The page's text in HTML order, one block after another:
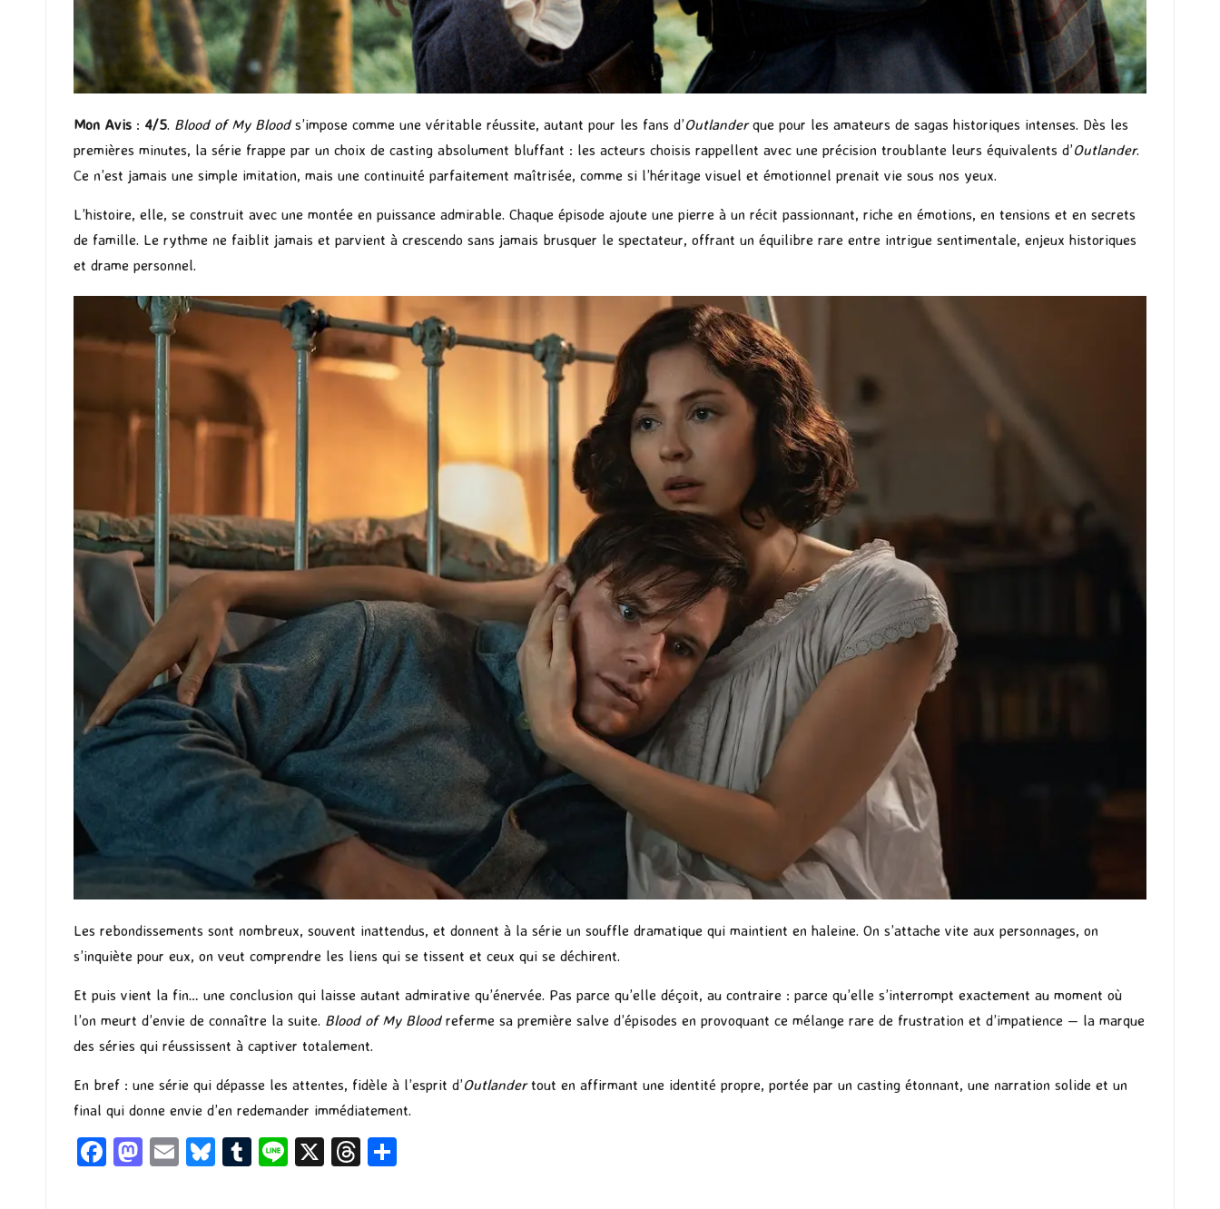
Mon Avis : 4/5. Blood of My Bloods’impose comme une véritable réussite, autant pour les fans d’Outlanderque pour les amateurs de sagas historiques intenses. Dès les
premières minutes, la série frappe par un choix de casting absolument bluffant : les acteurs choisis rappellent avec une précision troublante leurs équivalents d’Outlander.
Ce n’est jamais une simple imitation, mais une continuité parfaitement maîtrisée, comme si l’héritage visuel et émotionnel prenait vie sous nos yeux.
L’histoire, elle, se construit avec une montée en puissance admirable. Chaque épisode ajoute une pierre à un récit passionnant, riche en émotions, en tensions et en secrets
de famille. Le rythme ne faiblit jamais et parvient à crescendo sans jamais brusquer le spectateur, offrant un équilibre rare entre intrigue sentimentale, enjeux historiques
et drame personnel.
Les rebondissements sont nombreux, souvent inattendus, et donnent à la série un souffle dramatique qui maintient en haleine. On s’attache vite aux personnages, on
s’inquiète pour eux, on veut comprendre les liens qui se tissent et ceux qui se déchirent.
Et puis vient la fin… une conclusion qui laisse autant admirative qu’énervée. Pas parce qu’elle déçoit, au contraire : parce qu’elle s’interrompt exactement au moment où
l’on meurt d’envie de connaître la suite. Blood of My Bloodreferme sa première salve d’épisodes en provoquant ce mélange rare de frustration et d’impatience — la marque
des séries qui réussissent à captiver totalement.
En bref : une série qui dépasse les attentes, fidèle à l’esprit d’Outlandertout en affirmant une identité propre, portée par un casting étonnant, une narration solide et un
final qui donne envie d’en redemander immédiatement.
Fa M E
Bl T
Li X
T